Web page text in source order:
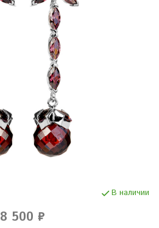
В наличии
8 500 ₽